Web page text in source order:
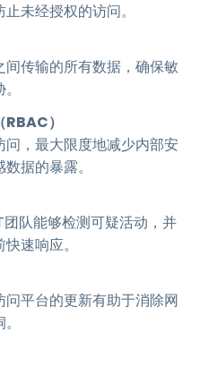
未经授权的访问。
传输的所有数据，确保敏
）
，最大限度地减少内部安
据的暴露。
队能够检测可疑活动，并
速响应。
平台的更新有助于消除网